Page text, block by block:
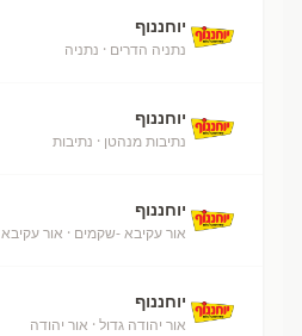
יוחננוף
נתניה הדרים · נתניה
יוחננוף
נתיבות מנהטן · נתיבות
יוחננוף
אור עקיבא -שקמים · אור עקיבא
יוחננוף
אור יהודה גדול · אור יהודה